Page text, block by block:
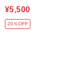
¥5,500
20％OFF